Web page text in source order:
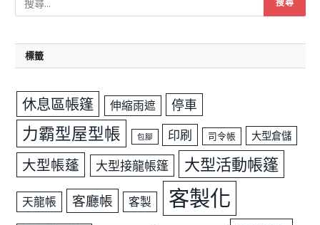
標籤
休息區帳篷 伸縮雨遮 停車
力霸型屋型帳 包腳 印刷 司令帳 大型倉儲
大型帳蓬 大型接龍帳篷 大型活動帳篷
天龍帳 客廳帳 客製 客製化